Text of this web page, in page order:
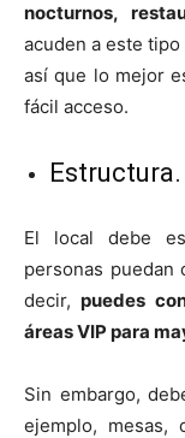
nocturnos,
acuden a este
así que lo mejor
fácil acceso.
Estructura.
El local debe
personas puedan
decir,puedes
áreas VIP para
Sin embargo,
ejemplo, mesas,